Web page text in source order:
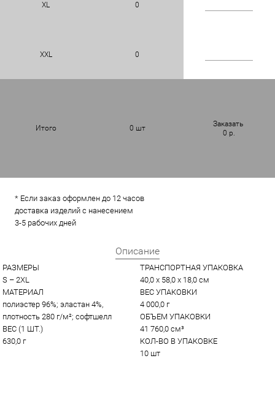
XL 0
XXL 0
Итого 0 шт
Заказать
0 р.
* Если заказ оформлен до 12 часов
доставка изделий с нанесением
3-5 рабочих дней
Описание
РАЗМЕРЫ
S – 2XL
МАТЕРИАЛ
полиэстер 96%; эластан 4%,
плотность 280 г/м²; софтшелл
ВЕС (1 ШТ.)
630,0 г
ТРАНСПОРТНАЯ УПАКОВКА
40,0 x 58,0 x 18,0 см
ВЕС УПАКОВКИ
4 000,0 г
ОБЪЕМ УПАКОВКИ
41 760,0 см³
КОЛ-ВО В УПАКОВКЕ
10 шт